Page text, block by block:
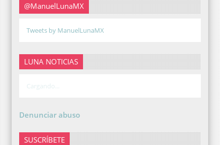
@ManuelLunaMX
Tweets by ManuelLunaMX
LUNA NOTICIAS
Cargando...
Denunciar abuso
SUSCRÍBETE